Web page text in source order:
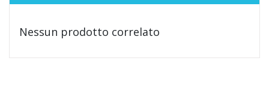
Nessun prodotto correlato